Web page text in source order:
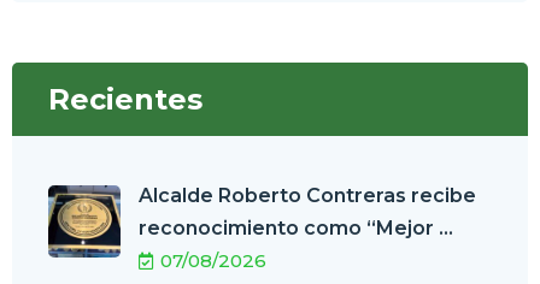
Recientes
Alcalde Roberto Contreras recibe
reconocimiento como “Mejor ...
07/08/2026